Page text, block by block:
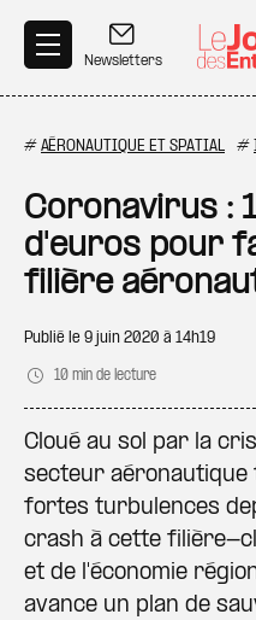
Newsletters
# AÉRONAUTIQUE ET SPATIAL #
Coronavirus :
d'euros pour
filière
Publié le 9 juin 2020 à 14h19
10 min de lecture
Cloué au sol par la
secteur aéronautique
fortes turbulences
crash à cette filière-
et de l'économie
avance un plan de